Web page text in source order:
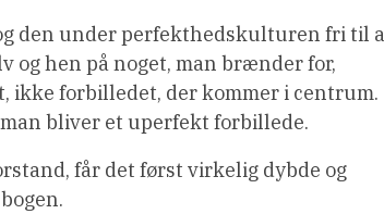
den under perfekthedskulturen fri til
og hen på noget, man brænder for,
ikke forbilledet, der kommer i centrum.
bliver et uperfekt forbillede.
får det først virkelig dybde og